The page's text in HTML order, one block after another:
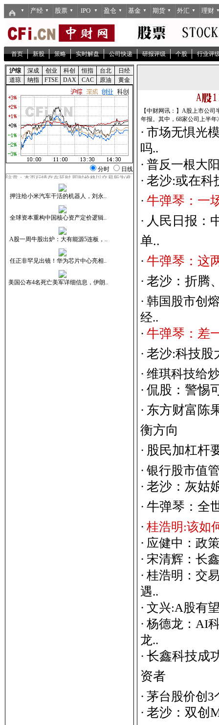
▼ 产经 ▼ 股票 ▼ IPO ▼ 盈仓 ▼ 基金 ▼ 期货 ▼ 外汇 ▼ 理财
首页 新股 策略 实时解盘 公司快递 研报评级 个股 行业评
【中财网讯：】A股上市公
年报。其中，68家公司上半
· 市场无惧光
吗..
· 普反一根大
· 老沙:或在科
· 牛弹琴 ： 一
· 人 民 日 报 ：
单..
· 牛弹琴 ： 这
· 老沙 ： 折腾
· 韩国股市创
经..
· 牛弹琴 ： 差
· 老沙:科技股
· 维琪科技给
· 侃股 ： 警惕
· 东方财富 陈
衡方向
· 股民加杠杆
· 银行股市值
· 老沙 ： 灰姑
· 牛弹琴 ： 全
· 桂浩明:该如
· 应健中：政
· 宋清辉：长
· 桂浩明：交
遇..
· 文兴:A股有
· 杨德龙：AI
龙..
· 长鑫科技成
资者
· 茅台股价创3
· 老沙 ： 双创